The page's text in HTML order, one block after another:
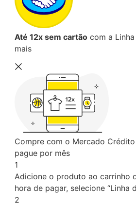
Até 12x sem cartão com a
mais
Compre com o Mercado
pague por mês
1
Adicione o produto ao carrinho
hora de pagar, selecione “Linha
2